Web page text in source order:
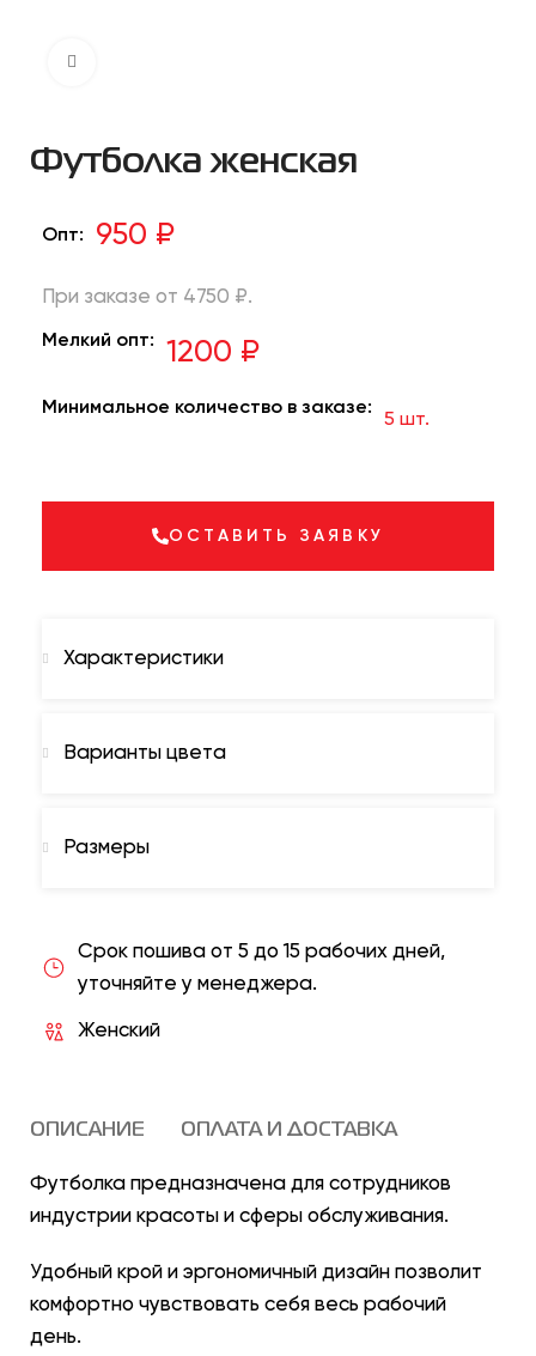
Футболка женская
Опт: 950 ₽
При заказе от 4750 ₽.
Мелкий опт: 1200 ₽
Минимальное количество в заказе:
5 шт.
ОСТАВИТЬ ЗАЯВКУ
Характеристики
Варианты цвета
Размеры
Срок пошива от 5 до 15 рабочих дней,
уточняйте у менеджера.
Женский
ОПИСАНИЕ ОПЛАТА И ДОСТАВКА
Футболка предназначена для сотрудников
индустрии красоты и сферы обслуживания.
Удобный крой и эргономичный дизайн позволит
комфортно чувствовать себя весь рабочий
день.